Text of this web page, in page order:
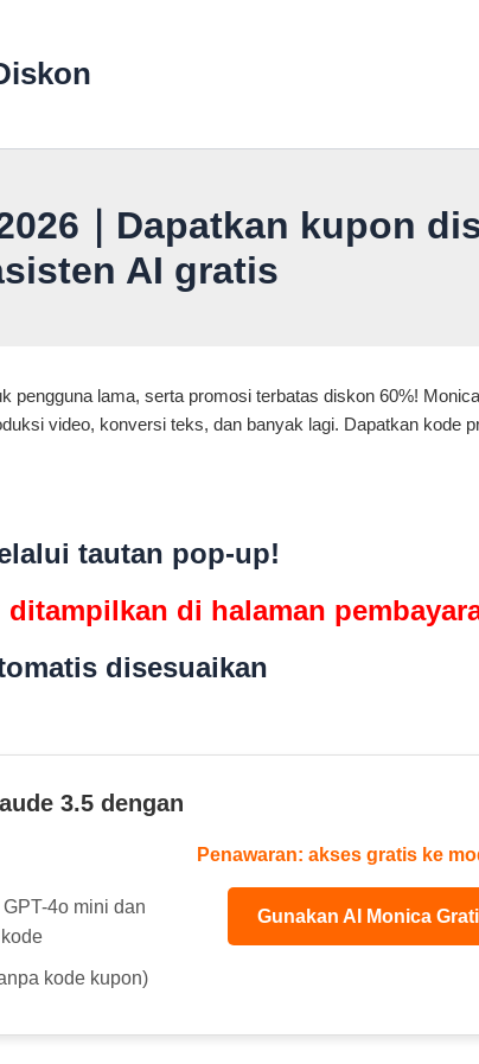
｜Dapatkan kupon
AI gratis
lama, serta promosi terbatas diskon 60%!
video, konversi teks, dan banyak lagi. Dapatkan kode
tautan pop-up!
di halaman
disesuaikan
3.5 dengan
4o mini dan
kode kupon)
Penawaran: akses gratis ke
Gunakan AI Monica